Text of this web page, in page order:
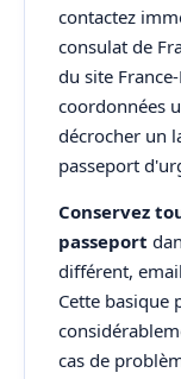
contactez
consulat de
du site
coordonnées
décrocher un
passeport
Conservez
passeport
différent,
Cette basique
cas de